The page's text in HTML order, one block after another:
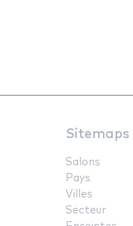
Sitemaps
Salons
Pays
Villes
Secteur